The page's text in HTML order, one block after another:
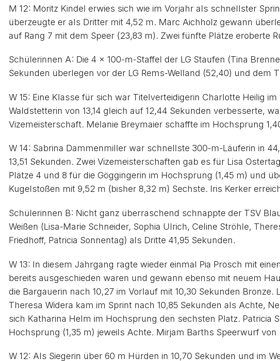
M 12: Moritz Kindel erwies sich wie im Vorjahr als schnellster
überzeugte er als Dritter mit 4,52 m. Marc Aichholz gewann
auf Rang 7 mit dem Speer (23,83 m). Zwei fünfte Plätze eroberte
Schülerinnen A: Die 4 x 100-m-Staffel der LG Staufen (Tina
Sekunden überlegen vor der LG Rems-Welland (52,40) und dem
W 15: Eine Klasse für sich war Titelverteidigerin Charlotte Heilig
Waldstetterin von 13,14 gleich auf 12,44 Sekunden verbesserte,
Vizemeisterschaft. Melanie Breymaier schaffte im Hochsprung
W 14: Sabrina Dammenmiller war schnellste 300-m-Läuferin in
13,51 Sekunden. Zwei Vizemeisterschaften gab es für Lisa
Plätze 4 und 8 für die Göggingerin im Hochsprung (1,45 m) und
Kugelstoßen mit 9,52 m (bisher 8,32 m) Sechste. Iris Kerker
Schülerinnen B: Nicht ganz überraschend schnappte der TSV
Weißen (Lisa-Marie Schneider, Sophia Ulrich, Celine Ströhle,
Friedhoff, Patricia Sonnentag) als Dritte 41,95 Sekunden.
W 13: In diesem Jahrgang ragte wieder einmal Pia Prosch mit
bereits ausgeschieden waren und gewann ebenso mit neuem
die Bargauerin nach 10,27 im Vorlauf mit 10,30 Sekunden
Theresa Widera kam im Sprint nach 10,85 Sekunden als Achte,
sich Katharina Helm im Hochsprung den sechsten Platz. Patricia
Hochsprung (1,35 m) jeweils Achte. Mirjam Barths Speerwurf
W 12: Als Siegerin über 60 m Hürden in 10,70 Sekunden und im